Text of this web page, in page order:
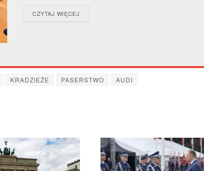
CZYTAJ WIĘCEJ
KRADZIEŻE PASERSTWO AUDI